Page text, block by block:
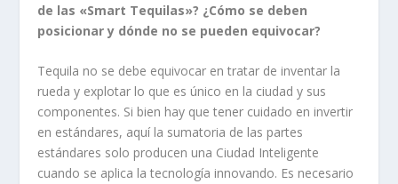
de las «Smart Tequilas»? ¿Cómo se deben
posicionar y dónde no se pueden equivocar?
Tequila no se debe equivocar en tratar de inventar la
rueda y explotar lo que es único en la ciudad y sus
componentes. Si bien hay que tener cuidado en invertir
en estándares, aquí la sumatoria de las partes
estándares solo producen una Ciudad Inteligente
cuando se aplica la tecnología innovando. Es necesario